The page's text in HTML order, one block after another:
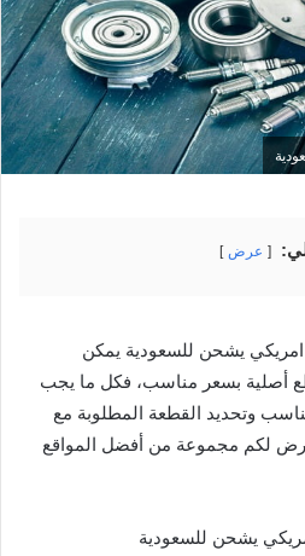
عرض
يشحن للسعودية يمكن
أصلية بسعر مناسب، فكل ما يجب
وتحديد القطعة المطلوبة مع
لكم مجموعة من أفضل المواقع